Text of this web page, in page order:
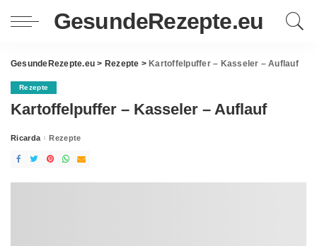
GesundeRezepte.eu
GesundeRezepte.eu > Rezepte > Kartoffelpuffer – Kasseler – Auflauf
Rezepte
Kartoffelpuffer – Kasseler – Auflauf
Posted
Ricarda Rezepte